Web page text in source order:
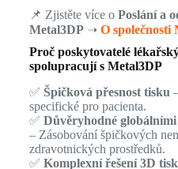
📌 Zjistěte více o Poslání a
Metal3DP➝ O společnosti
Proč poskytovatelé
spolupracují s Metal3DP
✅ Špičková přesnost tisku
specifické pro pacienta.
✅ Důvěryhodné
– Zásobování špičkových
zdravotnických prostředků.
✅ Komplexní řešení 3D